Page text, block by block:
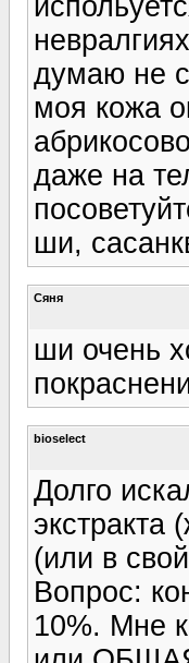
думаю не
моя кожа
даже на
ши,
Сяня
ши очень
bioselect
Долго
экстракта
(или в
Вопрос:
10%. Мне